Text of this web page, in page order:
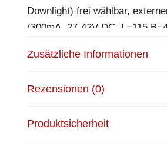
Downlight) frei wählbar,
(300mA, 27-42V DC, L=115
EPREL Datenblatt: Datenblatt
Zusätzliche Informationen
Rezensionen (0)
Produktsicherheit